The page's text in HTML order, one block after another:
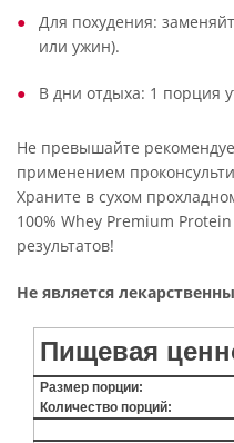
Для похудения:
или ужин).
В дни отдыха: 1 порция
Не превышайте
применением
Храните в сухом
100% Whey Premium
результатов!
Не является
Пищевая
Размер порции:
Количество порций: